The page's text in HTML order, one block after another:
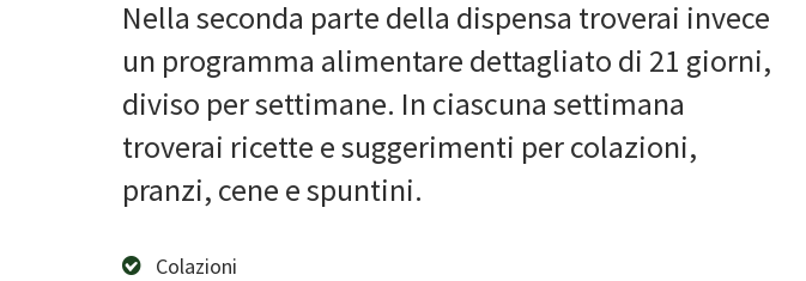
Nella seconda parte della dispensa troverai invece
un programma alimentare dettagliato di 21 giorni,
diviso per settimane. In ciascuna settimana
troverai ricette e suggerimenti per colazioni,
pranzi, cene e spuntini.
Colazioni